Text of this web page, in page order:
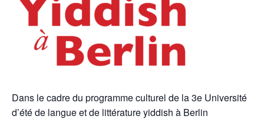
Dans le cadre du programme culturel de la 3e Université
d’été de langue et de littérature yiddish à Berlin